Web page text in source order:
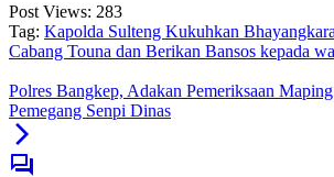
Post Views: 283
Tag: Kapolda Sulteng Kukuhkan
Cabang Touna dan Berikan Bansos kepada
Polres Bangkep, Adakan Pemeriksaan
Pemegang Senpi Dinas